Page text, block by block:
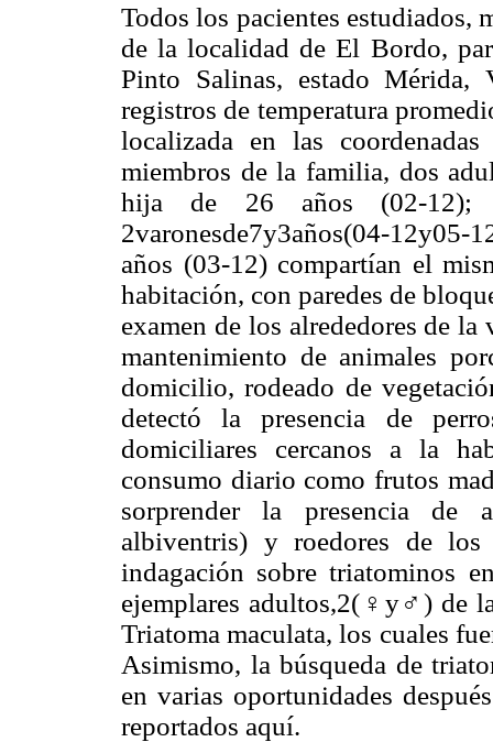
Todos los pacientes estudiados,
de la localidad de El Bordo,
Pinto Salinas, estado Mérida,
registros de temperatura
localizada en las
miembros de la familia, dos
hija de 26 años (02-12);
2varonesde7y3años(04-
años (03-12) compartían el
habitación, con paredes de
examen de los alrededores de
mantenimiento de animales
domicilio, rodeado de
detectó la presencia de
domiciliares cercanos a la
consumo diario como frutos
sorprender la presencia de
albiventris) y roedores de
indagación sobre triatominos
ejemplares adultos,2(♀y♂) de
Triatoma maculata, los cuales
Asimismo, la búsqueda de
en varias oportunidades
reportados aquí.